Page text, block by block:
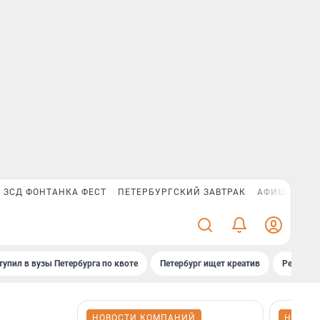
ЗСД ФОНТАНКА ФЕСТ ПЕТЕРБУРГСКИЙ ЗАВТРАК АФИША PLUS
в вузы Петербурга по квоте Петербург ищет креатив
НОВОСТИ КОМПАНИЙ